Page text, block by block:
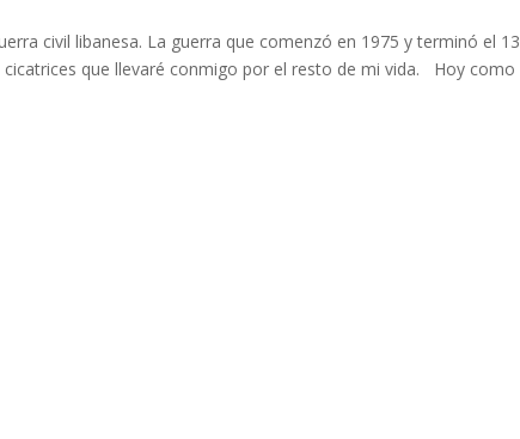
civil libanesa. La guerra que comenzó en 1975 y terminó el 13
que llevaré conmigo por el resto de mi vida. Hoy como